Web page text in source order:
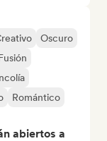
Oscuro
Romántico
abiertos a